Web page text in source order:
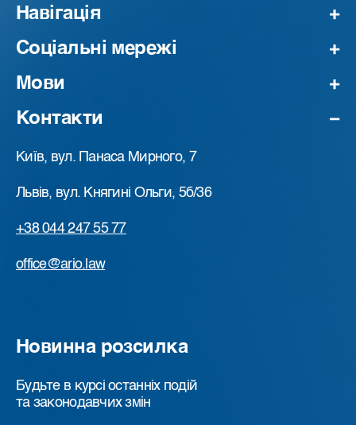
Навігація
Соціальні мережі
Мови
Контакти
Київ, вул. Панаса Мирного, 7
Львів, вул. Княгині Ольги, 5б/36
+38 044 247 55 77
office@ario.law
Новинна розсилка
Будьте в курсі останніх подій
та законодавчих змін